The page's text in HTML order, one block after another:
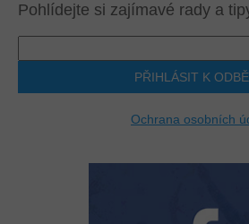
Pohlídejte si zajímavé rady a
PŘIHLÁSIT K
Ochrana osobních